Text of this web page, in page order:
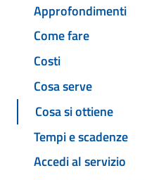
Approfondimenti
Come fare
Costi
Cosa serve
Cosa si ottiene
Tempi e scadenze
Accedi al servizio